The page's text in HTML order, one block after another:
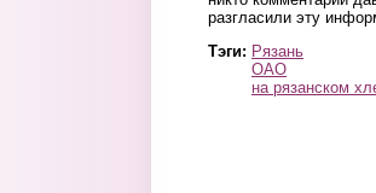
разгласили эту
Тэги: Рязань
ОАО
на рязанском